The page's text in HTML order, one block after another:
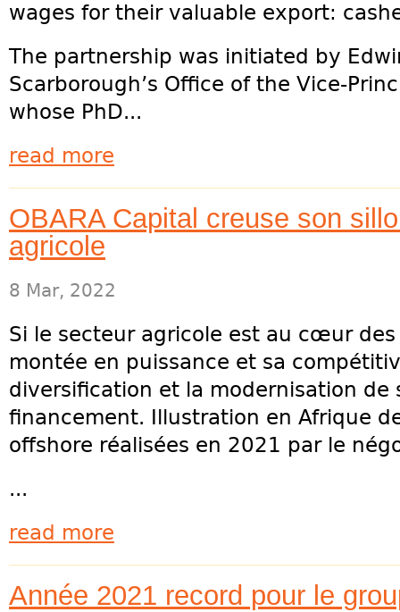
wages for their valuable export:
The partnership was initiated by
Scarborough’s Office of the Vice-
whose PhD...
read more
OBARA Capital creuse son
agricole
8 Mar, 2022
Si le secteur agricole est au cœur
montée en puissance et sa
diversification et la modernisation de
financement. Illustration en Afrique
offshore réalisées en 2021 par le
...
read more
Année 2021 record pour le